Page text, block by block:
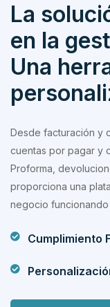
La
en la
Una
Desde facturación y
cuentas por pagar y
Proforma,
proporciona una
negocio
Cumplimiento